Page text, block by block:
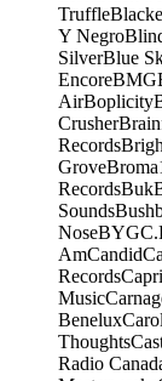
Truffle
Y Negro
SilverBlue
EncoreBMG
AirBoplicity
Crusher
Records
Grove
RecordsBuk
Sounds
NoseBYG
AmCandid
Records
Music
Benelux
Thoughts
Radio